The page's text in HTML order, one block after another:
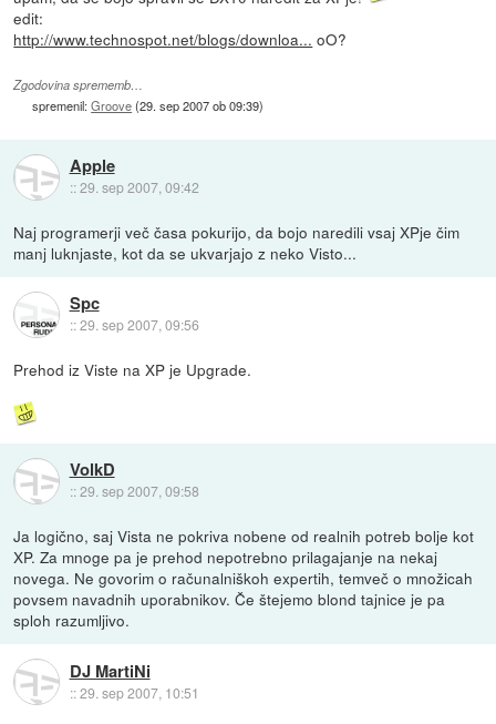
edit:
http://www.technospot.net/blogs/downloa... oO?
Zgodovina sprememb…
spremenil:Groove(29. sep 2007 ob 09:39)
Apple
::29. sep 2007, 09:42
Naj programerji več časa pokurijo, da bojo naredili vsaj XPje čim
manj luknjaste, kot da se ukvarjajo z neko Visto...
Spc
::29. sep 2007, 09:56
Prehod iz Viste na XP je Upgrade.
VolkD
::29. sep 2007, 09:58
Ja logično, saj Vista ne pokriva nobene od realnih potreb bolje kot
XP. Za mnoge pa je prehod nepotrebno prilagajanje na nekaj
novega. Ne govorim o računalniškoh expertih, temveč o množicah
povsem navadnih uporabnikov. Če štejemo blond tajnice je pa
sploh razumljivo.
DJ MartiNi
::29. sep 2007, 10:51